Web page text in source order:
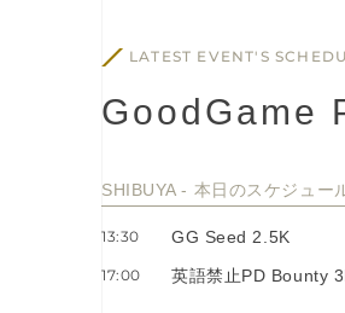
LATEST EVENT'S
Good Game
SHIBUYA - 本⽇のスケジュー
13:30 GG Seed 2.5K
17:00 英語禁止PD Bounty